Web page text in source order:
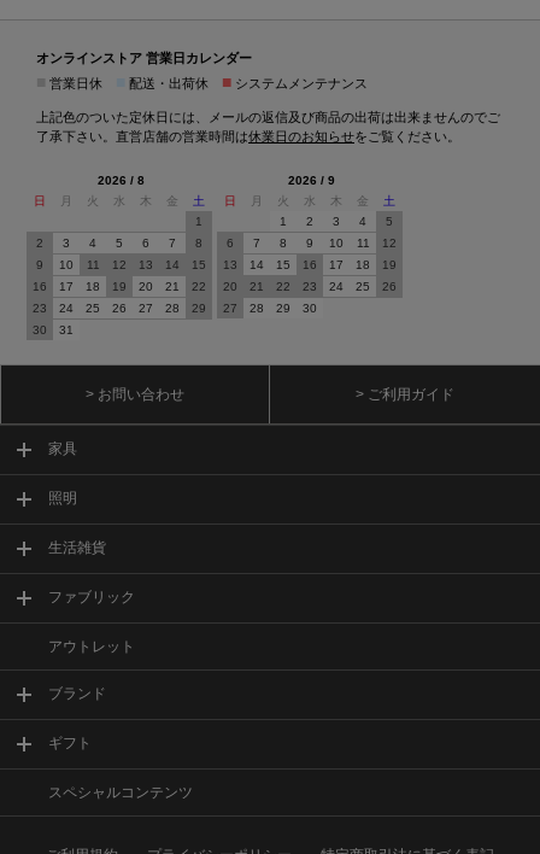
オンラインストア 営業日カレンダー
営業日休 配送・出荷休 ■ システムメンテナンス
上記色のついた定休日には、メールの返信及び商品の出荷は出来ませんのでご
了承下さい。直営店舗の営業時間は休業日のお知らせをご覧ください。
2026 / 8
日
月 火 水 木 金
土
1
2
3 4 5 6 7
8
9
10 11 12 13 14
15
16
17 18 19 20 21
22
23
24 25 26 27 28
29
30
31
2026 / 9
日
月 火 水 木 金
土
1
2 3 4
5
6
7 8 9 10 11
12
13
14 15 16 17 18
19
20
21 22 23 24 25
26
27
28 29 30
> お問い合わせ > ご利用ガイド
家具
照明
生活雑貨
ファブリック
アウトレット
ブランド
ギフト
スペシャルコンテンツ